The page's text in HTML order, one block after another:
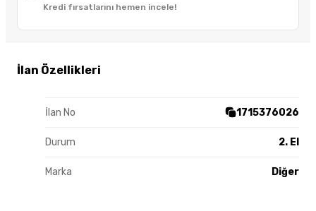
Kredi fırsatlarını hemen incele!
İlan Özellikleri
İlan No 1715376026
Durum 2. El
Marka Diğer